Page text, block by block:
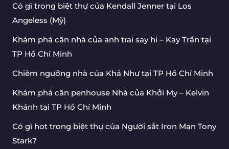
Có gì trong biệt thự của Kendall Jenner tại Los
Angeless (Mỹ)
Khám phá căn nhà của anh trai say hi – Kay Trần tại
TP Hồ Chí Minh
Chiêm ngưỡng nhà của Khả Như tại TP Hồ Chí Minh
Khám phá căn penhouse Nhà của Khởi My – Kelvin
Khánh tại TP Hồ Chí Minh
Có gì hot trong biệt thự của Người sắt Iron Man Tony
Stark?